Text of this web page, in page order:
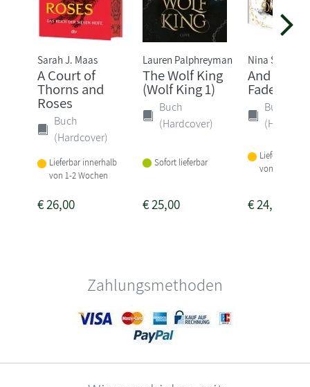
Sarah J. Maas
A Court of
Thorns and
Roses
Buch
(Hardcover)
Lieferbar innerhalb
von 1-2 Wochen
€26,00
Lauren Palphreyman
The Wolf King
(Wolf King 1)
Buch
(Hardcover)
Sofort lieferbar
€25,00
Nina Schilling
And
Fades to
Buch
Lieferbar
von 1-2
€24,00
Zahlungsmethoden